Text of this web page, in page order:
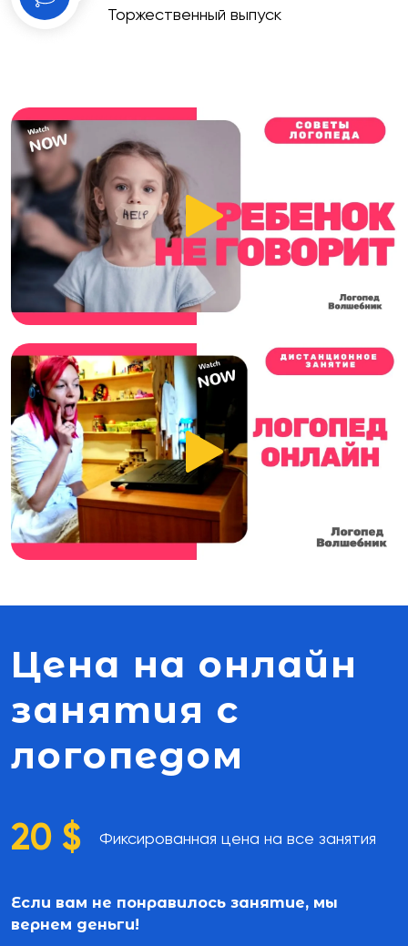
Торжественный выпуск
Цена на онлайн
занятия с
логопедом
20 $
Фиксированная цена на все занятия
Если вам не понравилось занятие, мы
вернем деньги!